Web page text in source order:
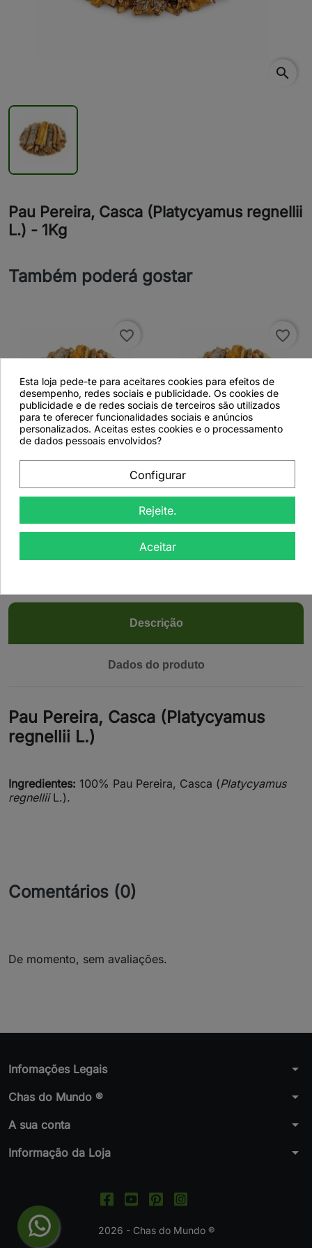
search
Pau Pereira, Casca (Platycyamus regnellii
L.) - 1Kg
Também poderá gostar

favorite_border
L.) - 500grs
Ver detalhes

favorite_border
(Platycyamus regnellii
L.) - 50grs
Ver detalhes
Descrição
Dados do produto
Pau Pereira, Casca (Platycyamus
regnellii L.)
Ingredientes: 100% Pau Pereira, Casca (Platycyamus
regnelliiL.).
Comentários (0)
De momento, sem avaliações.
Infomações Legais arrow_drop_down
Chas do Mundo ® arrow_drop_down
A sua conta arrow_drop_down
Informação da Loja arrow_drop_down
2026 - Chas do Mundo ®
Esta loja pede-te para aceitares cookies para efeitos de
desempenho, redes sociais e publicidade. Os cookies de
publicidade e de redes sociais de terceiros são utilizados
para te oferecer funcionalidades sociais e anúncios
personalizados. Aceitas estes cookies e o processamento
de dados pessoais envolvidos?
Configurar
Rejeite.
Aceitar